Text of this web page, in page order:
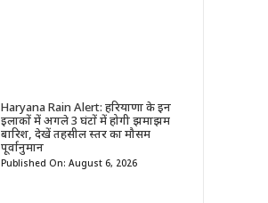
Haryana Rain Alert: हरियाणा के इन
इलाकों में अगले 3 घंटों में होगी झमाझम
बारिश, देखें तहसील स्तर का मौसम
पूर्वानुमान
Published On: August 6, 2026